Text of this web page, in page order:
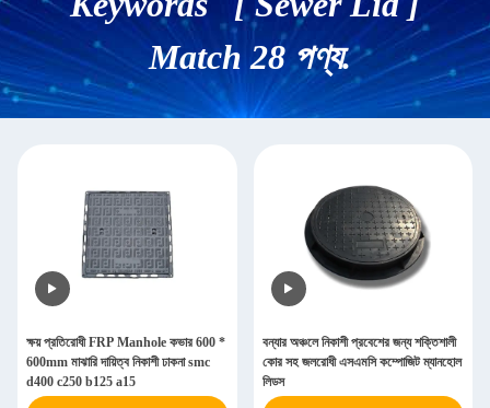
Match 28 পণ্য.
ক্ষয় প্রতিরোধী FRP Manhole কভার 600 *
600mm মাঝারি দায়িত্ব নিকাশী ঢাকনা smc
d400 c250 b125 a15
বন্যার অঞ্চলে নিকাশী প্রবেশের জন্য শক্তিশালী
কোর সহ জলরোধী এসএমসি কম্পোজিট ম্যানহোল
লিডস